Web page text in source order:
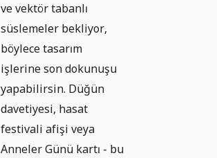
ve vektör tabanlı
süslemeler bekliyor,
böylece tasarım
işlerine son dokunuşu
yapabilirsin. Düğün
davetiyesi, hasat
festivali afişi veya
Anneler Günü kartı - bu